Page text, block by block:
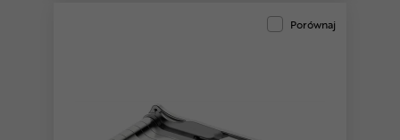
Porównaj